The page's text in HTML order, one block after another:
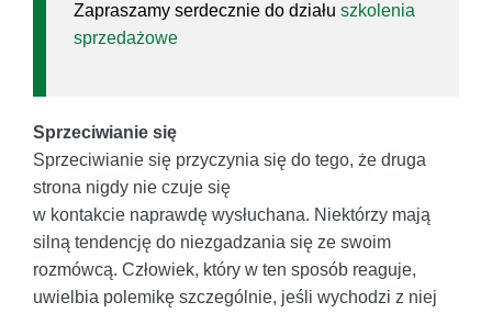
Zapraszamy serdecznie do działu szkolenia
sprzedażowe
Sprzeciwianie się
Sprzeciwianie się przyczynia się do tego, że druga
strona nigdy nie czuje się
w kontakcie naprawdę wysłuchana. Niektórzy mają
silną tendencję do niezgadzania się ze swoim
rozmówcą. Człowiek, który w ten sposób reaguje,
uwielbia polemi­kę szczególnie, jeśli wychodzi z niej